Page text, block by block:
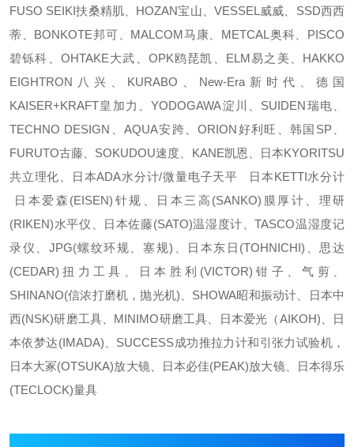
FUSO SEIKI扶桑精肌、HOZAN宝山、VESSEL威威、SSD西西
蒂、BONKOTE邦可、MALCOM马康、METCAL奥科、PISCO
碧铄科、OHTAKE大武、OPK鸥琵凯、ELM易之美、HAKKO
EIGHTRON八兴、KURABO、New-Era新时代、德国
KAISER+KRAFT皇加力、YODOGAWA淀川、SUIDEN瑞电、
TECHNO DESIGN、AQUA安跨、ORION好利旺、韩国SP、
FURUTO古藤、SOKUDOU速度、KANE凯恩、日本KYORITSU
共立理化、日本ADA水分计/微量电子天平 日本KETTI水分计
日本爱森(EISEN)针规、日本三高(SANKO)膜厚计、理研
(RIKEN)水平仪、日本佐藤(SATO)温湿度计、TASCO温湿度记
录仪、JPG(螺纹环规、塞规)、日本东日(TOHNICHI)、思达
(CEDAR)扭力工具、日本胜利(VICTOR)钳子、气剪、
SHINANO(信浓打磨机，抛光机)、SHOWA昭和振动计、日本中
西(NSK)研磨工具、MINIMO研磨工具、日本爱光（AIKOH)、日
本依梦达(IMADA)、SUCCESS成功推拉力计和引张力试验机，
日本大冢(OTSUKA)放大镜、日本必佳(PEAK)放大镜、日本得乐
(TECLOCK)量具